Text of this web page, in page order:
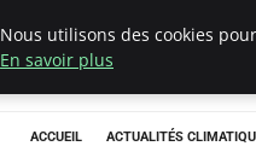
ACCUEIL ACTUALITÉS
Nous utilisons des cookies
En savoir plus